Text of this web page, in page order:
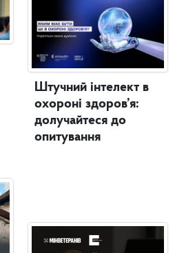
Штучний інтелект в
охороні здоров’я:
долучайтеся до
опитування